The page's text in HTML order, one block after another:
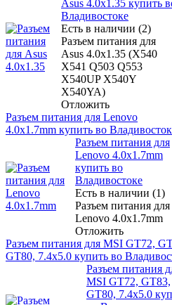
Asus 4.0x1.35 купить
Владивостоке
Есть в наличии (2)
Разъем питания для
Asus 4.0x1.35 (X540
X541 Q503 Q553
X540UP X540Y
X540YA)
Отложить
Разъем питания для Lenovo
4.0x1.7mm купить во
Разъем питания для
Lenovo 4.0x1.7mm
купить во
Владивостоке
Есть в наличии (1)
Разъем питания для
Lenovo 4.0x1.7mm
Отложить
Разъем питания для MSI GT72,
GT80, 7.4x5.0 купить во
Разъем питания
MSI GT72, GT83,
GT80, 7.4x5.0